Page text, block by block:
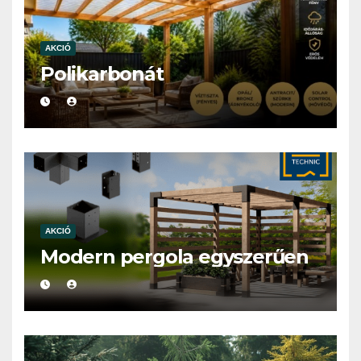
AKCIÓ
Polikarbonát
AKCIÓ
Modern pergola egyszerűen